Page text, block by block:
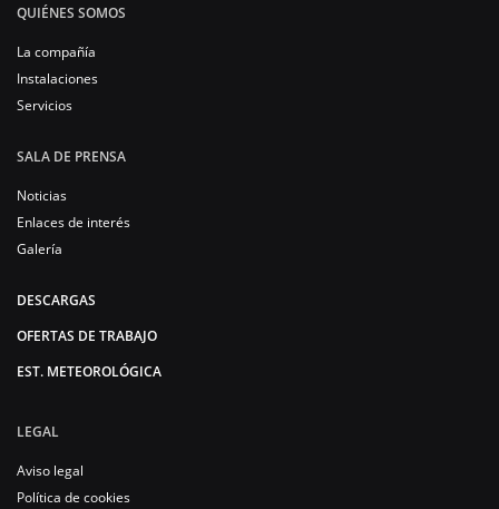
QUIÉNES SOMOS
La compañía
Instalaciones
Servicios
SALA DE PRENSA
Noticias
Enlaces de interés
Galería
DESCARGAS
OFERTAS DE TRABAJO
EST. METEOROLÓGICA
LEGAL
Aviso legal
Política de cookies